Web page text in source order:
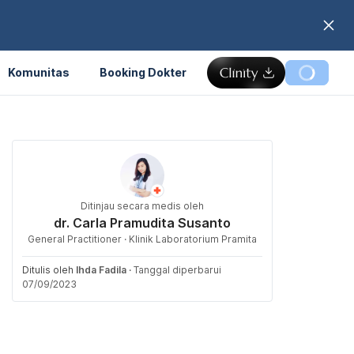
Komunitas Booking Dokter
Ditinjau secara medis oleh
dr. Carla Pramudita Susanto
General Practitioner · Klinik Laboratorium Pramita
Ditulis oleh Ihda Fadila · Tanggal diperbarui
07/09/2023